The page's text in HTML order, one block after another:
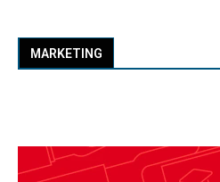
MARKETING